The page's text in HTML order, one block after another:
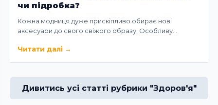
чи підробка?
Кожна модниця дуже прискіпливо обирає нові
аксесуари до свого свіжого образу. Особливу…
Читати далі →
Дивитись усі статті рубрики "Здоров'я"